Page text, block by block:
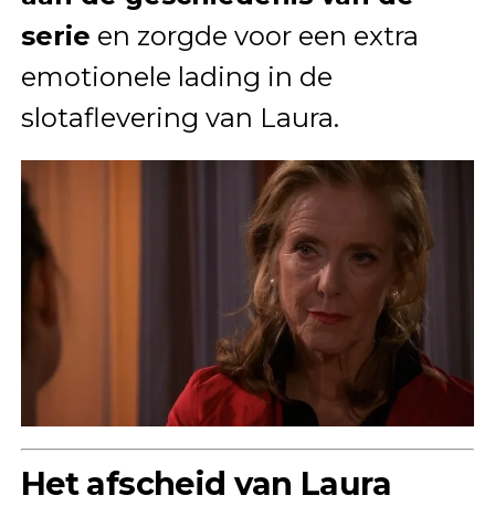
serie en zorgde voor een extra
emotionele lading in de
slotaflevering van Laura.
Het afscheid van Laura